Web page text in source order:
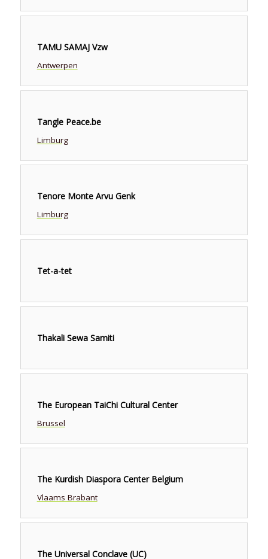
TAMU SAMAJ Vzw
Antwerpen
Tangle Peace.be
Limburg
Tenore Monte Arvu Genk
Limburg
Tet-a-tet
Thakali Sewa Samiti
The European TaiChi Cultural Center
Brussel
The Kurdish Diaspora Center Belgium
Vlaams Brabant
The Universal Conclave (UC)